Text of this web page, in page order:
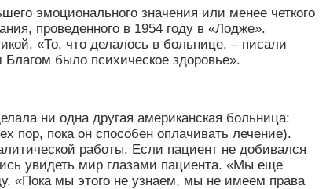
эмоционального значения или менее четкого
проведенного в 1954 году в «Лодже».
«То, что делалось в больнице, – писали
было психическое здоровье».
ни одна другая американская больница:
пор, пока он способен оплачивать лечение).
работы. Если пациент не добивался
увидеть мир глазами пациента. «Мы еще
«Пока мы этого не узнаем, мы не имеем права